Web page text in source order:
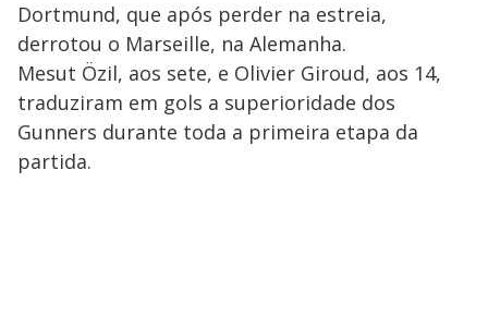
Dortmund, que após perder na estreia,
derrotou o Marseille, na Alemanha.
Mesut Özil, aos sete, e Olivier Giroud, aos 14,
traduziram em gols a superioridade dos
Gunners durante toda a primeira etapa da
partida.